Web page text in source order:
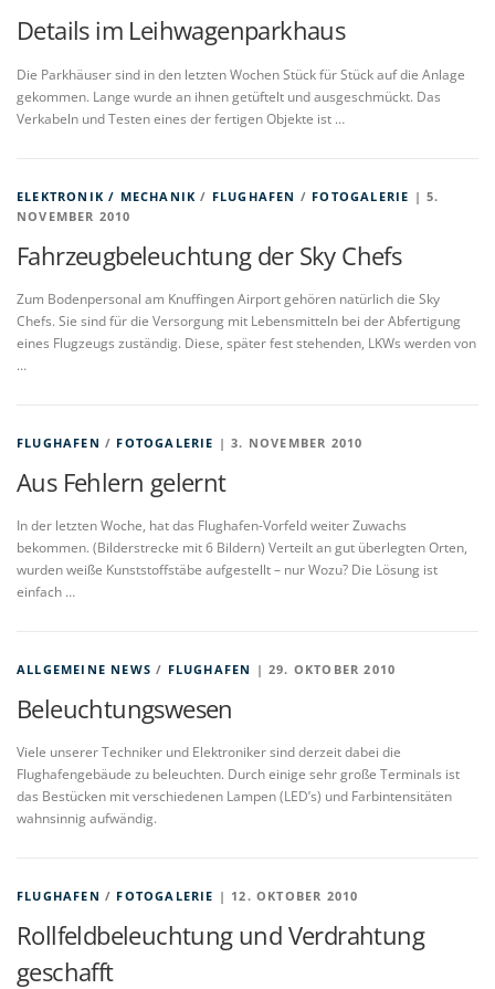
Details im Leihwagenparkhaus
Die Parkhäuser sind in den letzten Wochen Stück für Stück auf die Anlage
gekommen. Lange wurde an ihnen getüftelt und ausgeschmückt. Das
Verkabeln und Testen eines der fertigen Objekte ist …
ELEKTRONIK / MECHANIK / FLUGHAFEN / FOTOGALERIE | 5.
NOVEMBER 2010
Fahrzeugbeleuchtung der Sky Chefs
Zum Bodenpersonal am Knuffingen Airport gehören natürlich die Sky
Chefs. Sie sind für die Versorgung mit Lebensmitteln bei der Abfertigung
eines Flugzeugs zuständig. Diese, später fest stehenden, LKWs werden von
…
FLUGHAFEN / FOTOGALERIE | 3. NOVEMBER 2010
Aus Fehlern gelernt
In der letzten Woche, hat das Flughafen-Vorfeld weiter Zuwachs
bekommen. (Bilderstrecke mit 6 Bildern) Verteilt an gut überlegten Orten,
wurden weiße Kunststoffstäbe aufgestellt – nur Wozu? Die Lösung ist
einfach …
ALLGEMEINE NEWS / FLUGHAFEN | 29. OKTOBER 2010
Beleuchtungswesen
Viele unserer Techniker und Elektroniker sind derzeit dabei die
Flughafengebäude zu beleuchten. Durch einige sehr große Terminals ist
das Bestücken mit verschiedenen Lampen (LED’s) und Farbintensitäten
wahnsinnig aufwändig.
FLUGHAFEN / FOTOGALERIE | 12. OKTOBER 2010
Rollfeldbeleuchtung und Verdrahtung
geschafft